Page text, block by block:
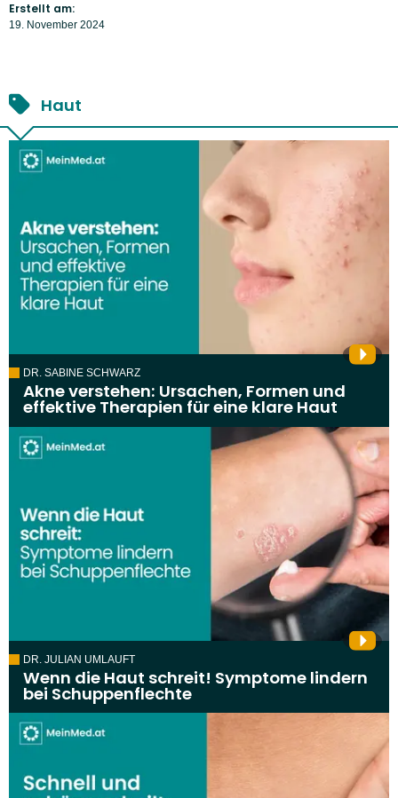
Erstellt am:
19. November 2024
Haut
DR. SABINE SCHWARZ
Akne verstehen: Ursachen, Formen und
effektive Therapien für eine klare Haut
DR. JULIAN UMLAUFT
Wenn die Haut schreit! Symptome lindern
bei Schuppenflechte